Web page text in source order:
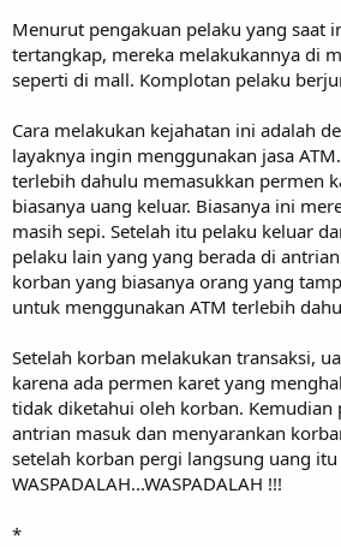
Menurut pengakuan pelaku yang saat
tertangkap, mereka melakukannya di
seperti di mall. Komplotan pelaku
Cara melakukan kejahatan ini adalah
layaknya ingin menggunakan jasa
terlebih dahulu memasukkan permen
biasanya uang keluar. Biasanya ini
masih sepi. Setelah itu pelaku keluar
pelaku lain yang yang berada di
korban yang biasanya orang yang
untuk menggunakan ATM terlebih
Setelah korban melakukan transaksi,
karena ada permen karet yang
tidak diketahui oleh korban. Kemudian
antrian masuk dan menyarankan
setelah korban pergi langsung uang
WASPADALAH...WASPADALAH !!!
*